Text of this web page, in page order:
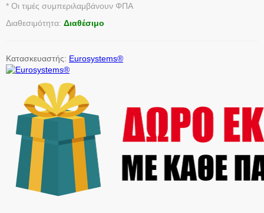
* Οι τιμές συμπεριλαμβάνουν ΦΠΑ
Διαθεσιμότητα: Διαθέσιμο
Κατασκευαστής: Eurosystems®